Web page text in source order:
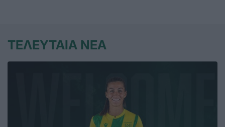
ΤΕΛΕΥΤΑΙΑ ΝΕΑ